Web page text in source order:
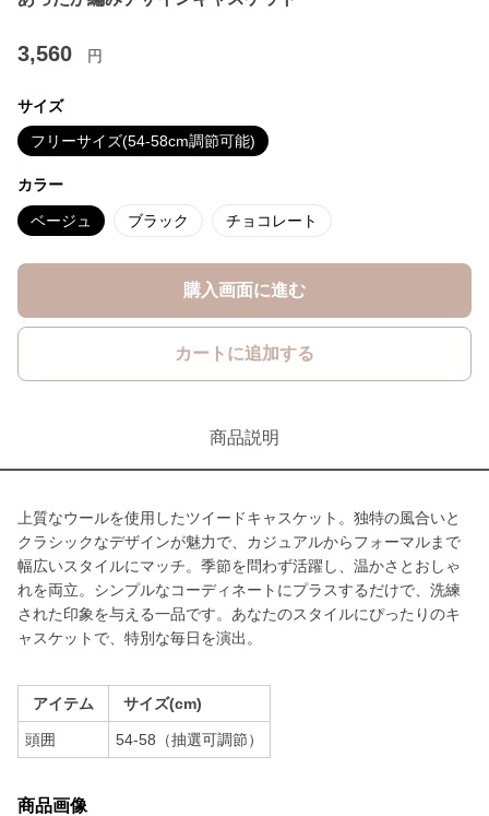
3,560 円
サイズ
フリーサイズ(54-58cm調節可能)
カラー
ベージュ ブラック チョコレート
購入画面に進む
カートに追加する
商品説明
上質なウールを使用したツイードキャスケット。独特の風合いと
クラシックなデザインが魅力で、カジュアルからフォーマルまで
幅広いスタイルにマッチ。季節を問わず活躍し、温かさとおしゃ
れを両立。シンプルなコーディネートにプラスするだけで、洗練
された印象を与える一品です。あなたのスタイルにぴったりのキ
ャスケットで、特別な毎日を演出。
アイテム サイズ(cm)
頭囲 54-58（抽選可調節）
商品画像